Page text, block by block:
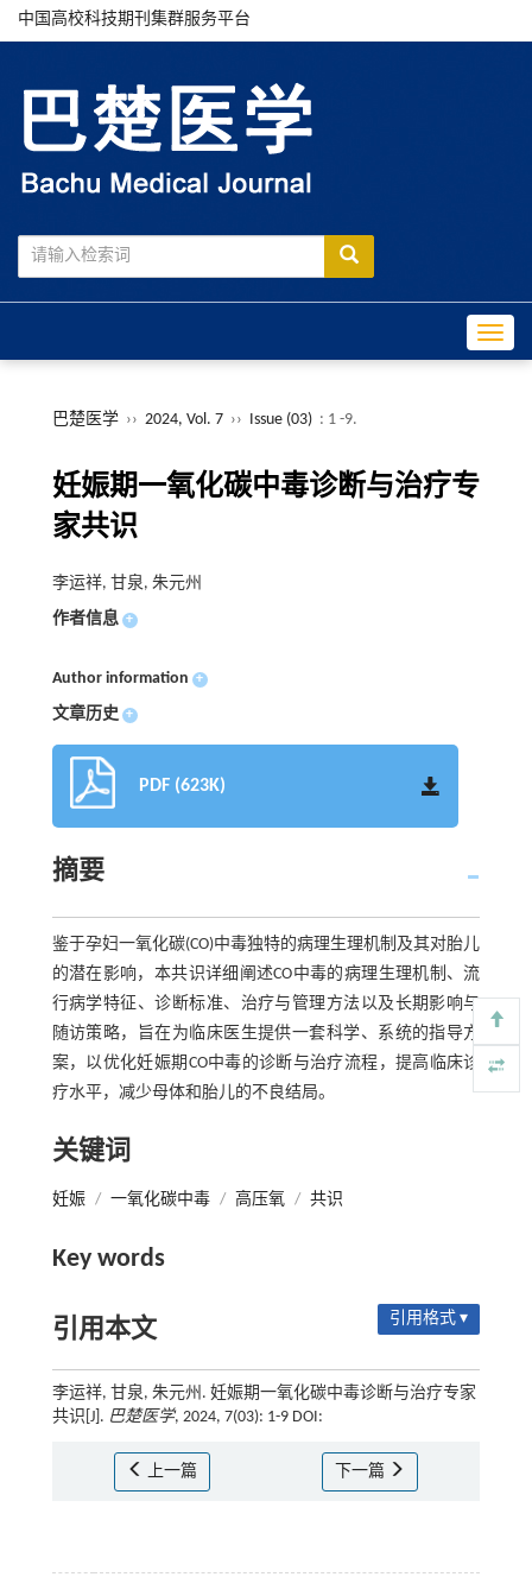
中国高校科技期刊集群服务平台
巴楚医学 ›› 2024, Vol. 7 ›› Issue (03) : 1 -9.
妊娠期一氧化碳中毒诊断与治疗专
家共识
李运祥, 甘泉, 朱元州
作者信息 +
Author information +
文章历史 +
PDF (623K)
摘要
鉴于孕妇一氧化碳(CO)中毒独特的病理生理机制及其对胎儿
的潜在影响，本共识详细阐述CO中毒的病理生理机制、流
行病学特征、诊断标准、治疗与管理方法以及长期影响与
随访策略，旨在为临床医生提供一套科学、系统的指导方
案，以优化妊娠期CO中毒的诊断与治疗流程，提高临床诊
疗水平，减少母体和胎儿的不良结局。
关键词
妊娠 / 一氧化碳中毒 / 高压氧 / 共识
Key words
引用本文 引用格式 ▾
李运祥, 甘泉, 朱元州. 妊娠期一氧化碳中毒诊断与治疗专家
共识[J]. 巴楚医学, 2024, 7(03): 1-9 DOI:
上一篇 下一篇